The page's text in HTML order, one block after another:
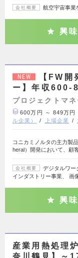
会社概要 航空宇宙事業
興
NEW
【FW
ー】年収600-
プロジェクトマ
600万円 ～ 849万円
ル企業）
上場企業
コニカミノルタの主力製
heral）開発において、顧
会社概要
デジタルワー
インダストリー事業、 画
興
産業用熱処理